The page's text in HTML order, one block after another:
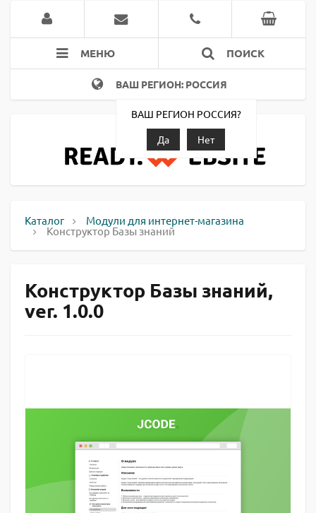
МЕНЮ ПОИСК
ВАШ РЕГИОН: РОССИЯ
ВАШ РЕГИОН РОССИЯ?
Да
Нет
Каталог Модули для интернет-магазина
Конструктор Базы знаний
Конструктор Базы знаний,
ver. 1.0.0